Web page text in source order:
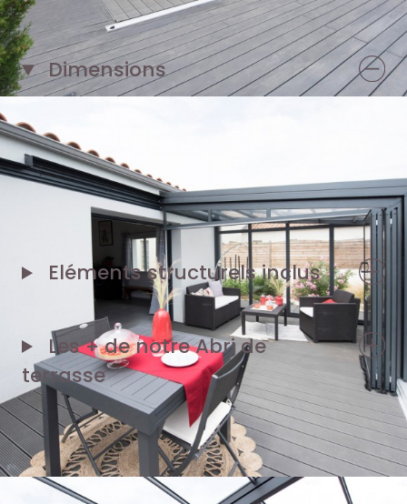
Dimensions
2 pignons de 2,50 m
Eléments structurels inclus
Les + de notreAbri de
terrasse
*Exemple de prix en € TTC livré et posé, correspondant
à une réalisation sur-mesure et selon caractéristiques
citées, sous réserve de l’accessibilité et du lieu de